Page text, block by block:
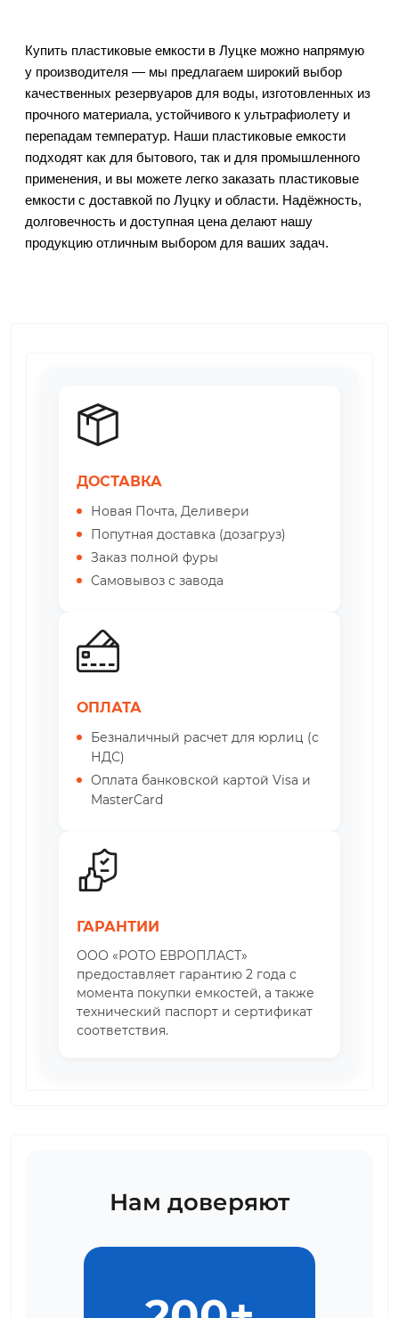
Купить пластиковые емкости в Луцке можно напрямую
у производителя — мы предлагаем широкий выбор
качественных резервуаров для воды, изготовленных из
прочного материала, устойчивого к ультрафиолету и
перепадам температур. Наши пластиковые емкости
подходят как для бытового, так и для промышленного
применения, и вы можете легко заказать пластиковые
емкости с доставкой по Луцку и области. Надёжность,
долговечность и доступная цена делают нашу
продукцию отличным выбором для ваших задач.
ДОСТАВКА
Новая Почта, Деливери
Попутная доставка (дозагруз)
Заказ полной фуры
Самовывоз с завода
ОПЛАТА
Безналичный расчет для юрлиц (с
НДС)
Оплата банковской картой Visa и
MasterCard
ГАРАНТИИ
ООО «РОТО ЕВРОПЛАСТ»
предоставляет гарантию 2 года с
момента покупки емкостей, а также
технический паспорт и сертификат
соответствия.
Нам доверяют